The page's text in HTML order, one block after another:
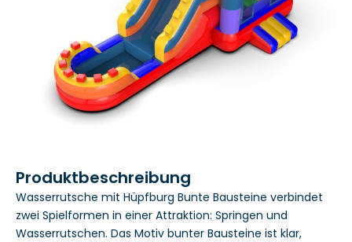
Produktbeschreibung
Wasserrutsche mit Hüpfburg Bunte Bausteine verbindet
zwei Spielformen in einer Attraktion: Springen und
Wasserrutschen. Das Motiv bunter Bausteine ist klar,